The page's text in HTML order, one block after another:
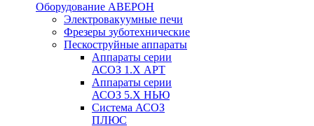
Оборудование АВЕРОН
Электровакуумные печи
Фрезеры зуботехнические
Пескоструйные аппараты
Аппараты серии
АСОЗ 1.Х АРТ
Аппараты серии
АСОЗ 5.Х НЬЮ
Система АСОЗ
ПЛЮС